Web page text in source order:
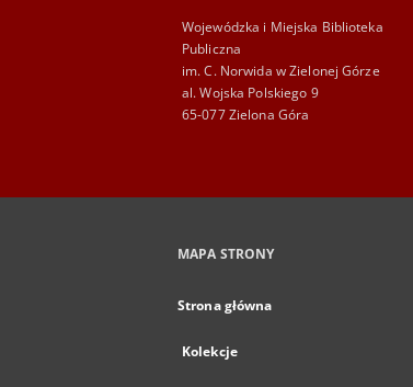
Wojewódzka i Miejska Biblioteka
Publiczna
im. C. Norwida w Zielonej Górze
al. Wojska Polskiego 9
65-077 Zielona Góra
MAPA STRONY
Strona główna
Kolekcje